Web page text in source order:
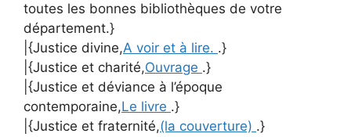
toutes les bonnes bibliothèques de votre
département.}
|{Justice divine,A voir et à lire. .}
|{Justice et charité,Ouvrage .}
|{Justice et déviance à l’époque
contemporaine,Le livre .}
|{Justice et fraternité,(la couverture) .}